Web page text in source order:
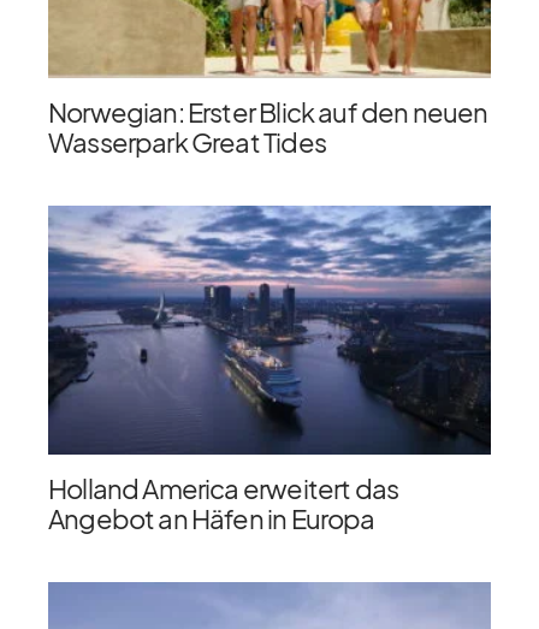
Norwegian: Erster Blick auf den neuen
Wasserpark Great Tides
Holland America erweitert das
Angebot an Häfen in Europa